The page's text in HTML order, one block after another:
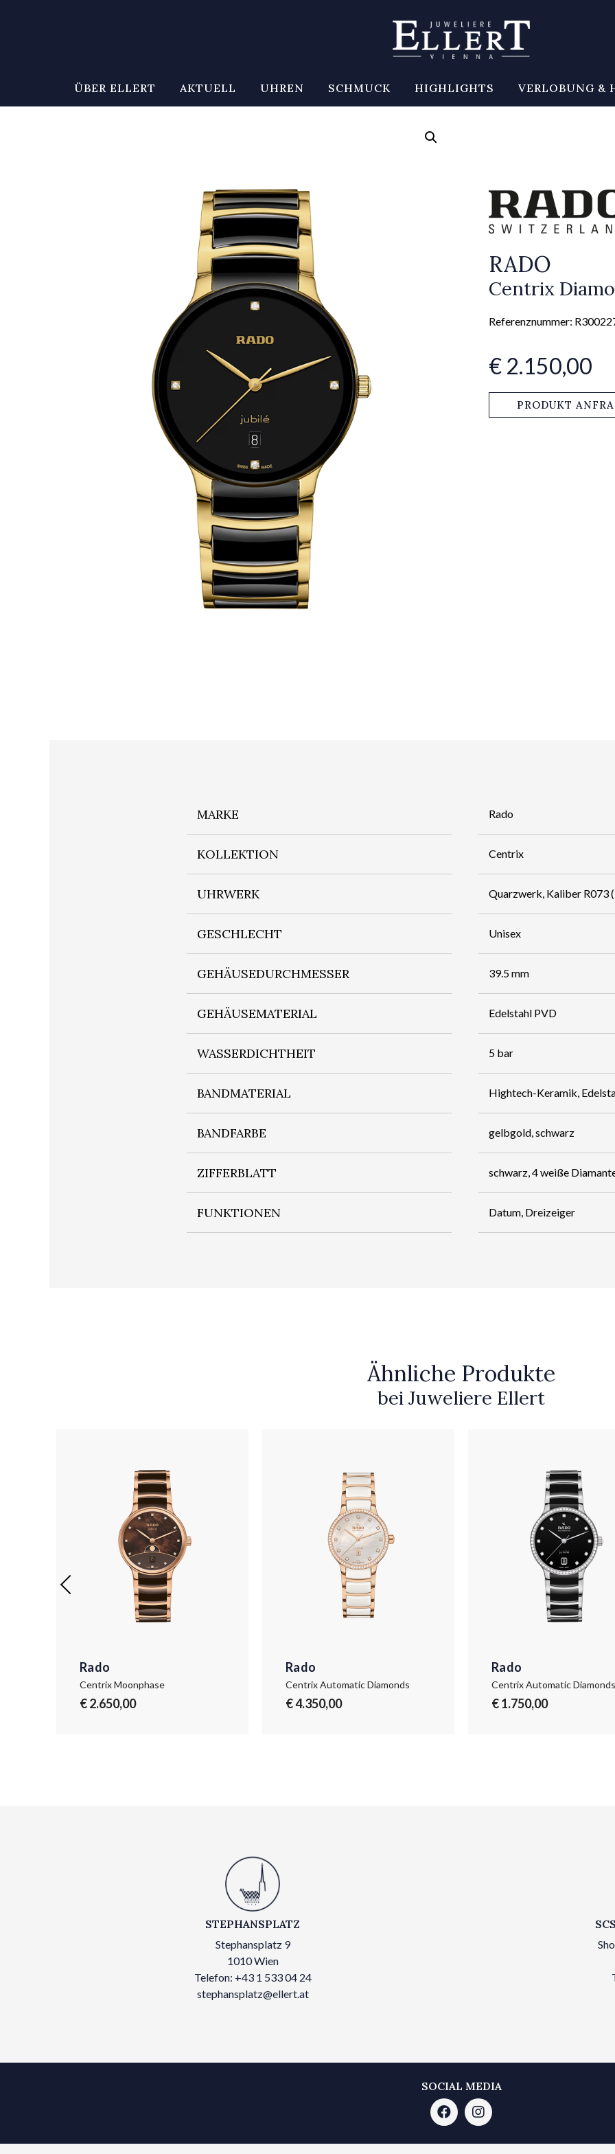
ÜBER ELLERT AKTUELL UHREN SCHMUCK HIGHLIGHTS VERLOBUNG &
RADO
Centrix
Referenznummer:
€ 2.150,00
PRODUKT
MARKE Rado
KOLLEKTION Centrix
UHRWERK Quarzwerk, Kaliber R073
GESCHLECHT Unisex
GEHÄUSEDURCHMESSER 39.5 mm
GEHÄUSEMATERIAL Edelstahl PVD
WASSERDICHTHEIT 5 bar
BANDMATERIAL Hightech-Keramik,
BANDFARBE gelbgold, schwarz
ZIFFERBLATT schwarz, 4 weiße
FUNKTIONEN Datum, Dreizeiger
Ähnliche Produkte
bei Juweliere Ellert
Rado
Centrix Moonphase
€ 2.650,00
Rado
Centrix Automatic Diamonds
€ 4.350,00
Rado
Centrix Automatic Diamonds
€ 1.750,00
STEPHANSPLATZ
Stephansplatz 9
1010 Wien
Telefon: +43 1 533 04 24
stephansplatz@ellert.at
SOCIAL MEDIA